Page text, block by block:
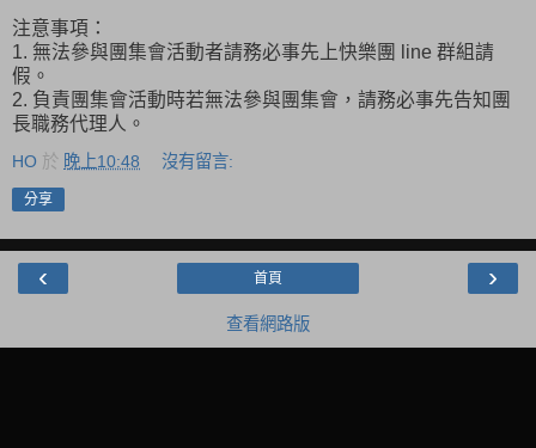
注意事項：
1. 無法參與團集會活動者請務必事先上快樂團 line 群組請
假。
2. 負責團集會活動時若無法參與團集會，請務必事先告知團
長職務代理人。
HO 於 晚上10:48 沒有留言:
分享
‹ ›
首頁
查看網路版